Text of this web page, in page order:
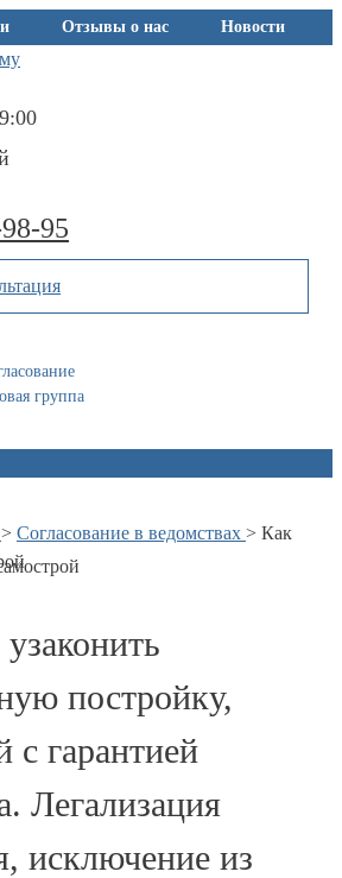
Отзывы о нас
Новости
95
группа
> Согласование в ведомствах > Как
постройку,
с гарантией
Легализация
исключение из